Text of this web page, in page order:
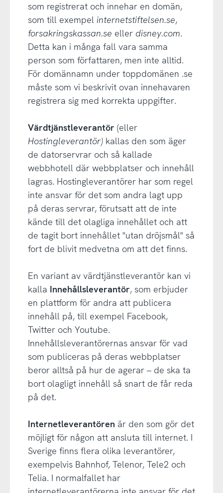
som registrerat och innehar en domän,
som till exempel internetstiftelsen.se,
forsakringskassan.se eller disney.com.
Detta kan i många fall vara samma
person som författaren, men inte alltid.
För domännamn under toppdomänen .se
måste som vi beskrivit ovan innehavaren
registrera sig med korrekta uppgifter.
Värdtjänstleverantör (eller
Hostingleverantör) kallas den som äger
de datorservrar och så kallade
webbhotell där webbplatser och innehåll
lagras. Hostingleverantörer har som regel
inte ansvar för det som andra lagt upp
på deras servrar, förutsatt att de inte
kände till det olagliga innehållet och att
de tagit bort innehållet "utan dröjsmål" så
fort de blivit medvetna om att det finns.
En variant av värdtjänstleverantör kan vi
kalla Innehållsleverantör, som erbjuder
en plattform för andra att publicera
innehåll på, till exempel Facebook,
Twitter och Youtube.
Innehållsleverantörernas ansvar för vad
som publiceras på deras webbplatser
beror alltså på hur de agerar – de ska ta
bort olagligt innehåll så snart de får reda
på det.
Internetleverantören är den som gör det
möjligt för någon att ansluta till internet. I
Sverige finns flera olika leverantörer,
exempelvis Bahnhof, Telenor, Tele2 och
Telia. I normalfallet har